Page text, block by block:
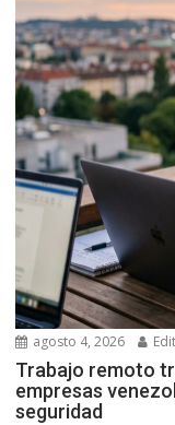
agosto 4, 2026
Trabajo remoto
empresas
seguridad